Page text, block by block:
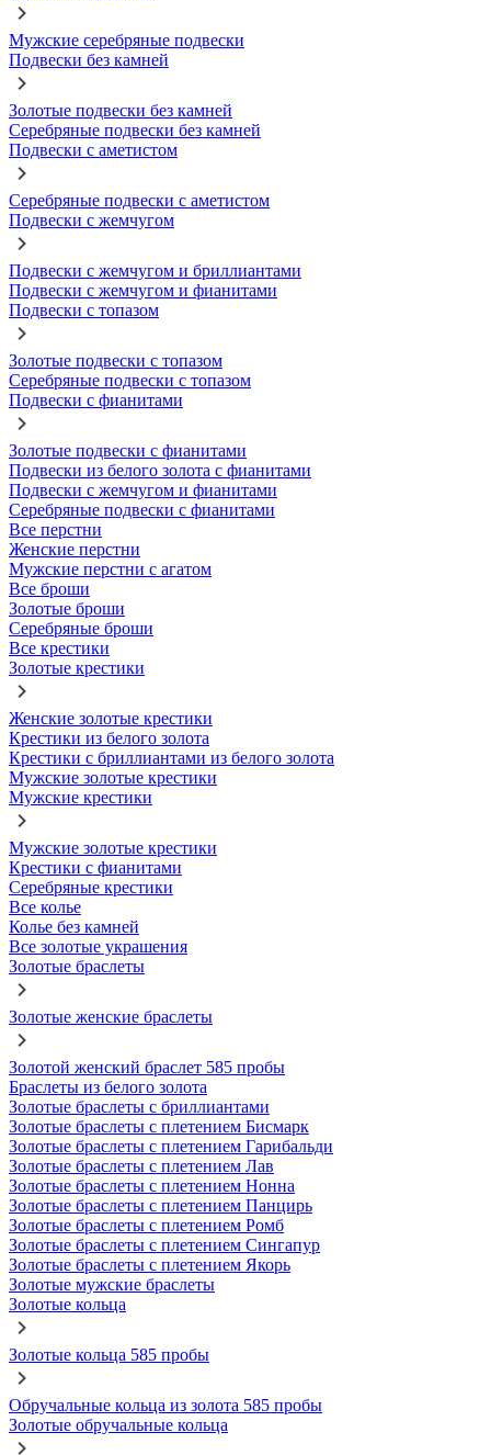
Мужские серебряные подвески
Подвески без камней
Золотые подвески без камней
Серебряные подвески без камней
Подвески с аметистом
Серебряные подвески с аметистом
Подвески с жемчугом
Подвески с жемчугом и бриллиантами
Подвески с жемчугом и фианитами
Подвески с топазом
Золотые подвески с топазом
Серебряные подвески с топазом
Подвески с фианитами
Золотые подвески с фианитами
Подвески из белого золота с фианитами
Подвески с жемчугом и фианитами
Серебряные подвески с фианитами
Все перстни
Женские перстни
Мужские перстни с агатом
Все броши
Золотые броши
Серебряные броши
Все крестики
Золотые крестики
Женские золотые крестики
Крестики из белого золота
Крестики с бриллиантами из белого золота
Мужские золотые крестики
Мужские крестики
Мужские золотые крестики
Крестики с фианитами
Серебряные крестики
Все колье
Колье без камней
Все золотые украшения
Золотые браслеты
Золотые женские браслеты
Золотой женский браслет 585 пробы
Браслеты из белого золота
Золотые браслеты с бриллиантами
Золотые браслеты с плетением Бисмарк
Золотые браслеты с плетением Гарибальди
Золотые браслеты с плетением Лав
Золотые браслеты с плетением Нонна
Золотые браслеты с плетением Панцирь
Золотые браслеты с плетением Ромб
Золотые браслеты с плетением Сингапур
Золотые браслеты с плетением Якорь
Золотые мужские браслеты
Золотые кольца
Золотые кольца 585 пробы
Обручальные кольца из золота 585 пробы
Золотые обручальные кольца